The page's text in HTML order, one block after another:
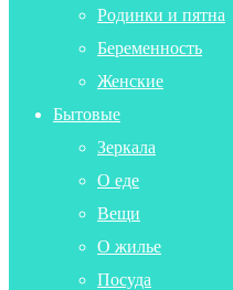
Родинки и пятна
Беременность
Женские
Бытовые
Зеркала
О еде
Вещи
О жилье
Посуда